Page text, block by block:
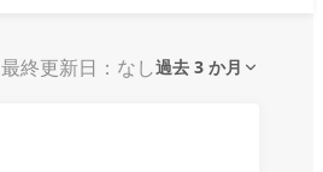
最終更新日：なし過去 3 か月